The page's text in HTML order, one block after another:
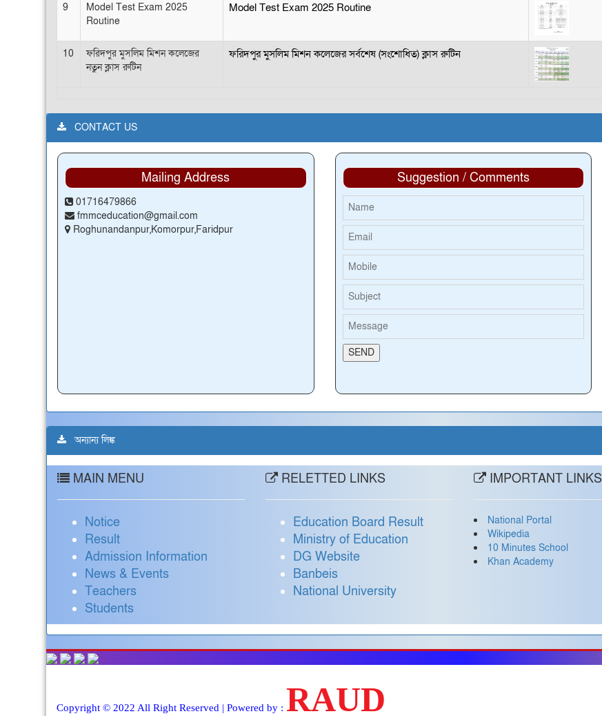
9
Model Test Exam 2025
Routine
Model Test Exam 2025 Routine
10
ফরিদপুর মুসলিম মিশন কলেজের
নতুন ক্লাস রুটিন
ফরিদপুর মুসলিম মিশন কলেজের সর্বশেষ (সংশোধিত) ক্লাস রুটিন
CONTACT US
Mailing Address
01716479866
fmmceducation@gmail.com
Roghunandanpur,Komorpur,Faridpur
Suggestion / Comments
অন্যান্য লিঙ্ক
MAIN MENU
Notice
Result
Admission Information
News & Events
Teachers
Students
RELETTED LINKS
Education Board Result
Ministry of Education
DG Website
Banbeis
National University
IMPORTANT LINKS
National Portal
Wikipedia
10 Minutes School
Khan Academy
Copyright © 2022 All Right Reserved | Powered by : RAUD